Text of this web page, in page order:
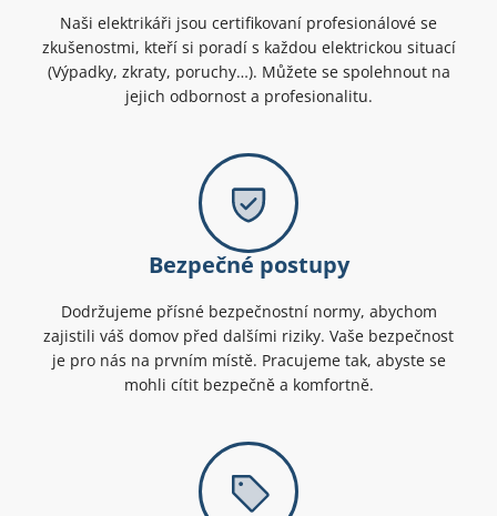
Naši elektrikáři jsou certifikovaní profesionálové se
zkušenostmi, kteří si poradí s každou elektrickou situací
(Výpadky, zkraty, poruchy…). Můžete se spolehnout na
jejich odbornost a profesionalitu.
Bezpečné postupy
Dodržujeme přísné bezpečnostní normy, abychom
zajistili váš domov před dalšími riziky. Vaše bezpečnost
je pro nás na prvním místě. Pracujeme tak, abyste se
mohli cítit bezpečně a komfortně.